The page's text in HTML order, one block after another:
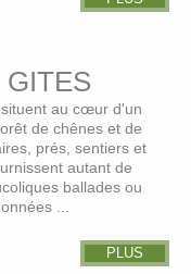
GITES
au cœur d'un
de chênes et de
prés, sentiers et
autant de
ballades ou
...
PLUS